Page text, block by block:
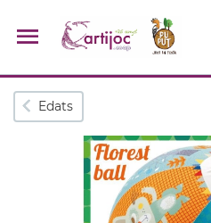
Cerques populars
trencaclosques
parquing
Edats